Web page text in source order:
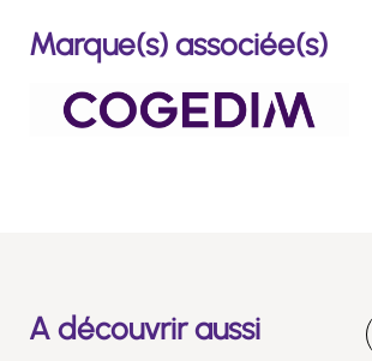
Marque(s) associée(s)
A découvrir aussi